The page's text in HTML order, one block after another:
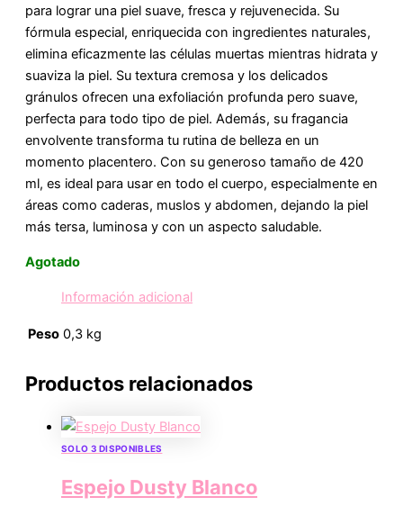
para lograr una piel suave, fresca y rejuvenecida. Su
fórmula especial, enriquecida con ingredientes naturales,
elimina eficazmente las células muertas mientras hidrata y
suaviza la piel. Su textura cremosa y los delicados
gránulos ofrecen una exfoliación profunda pero suave,
perfecta para todo tipo de piel. Además, su fragancia
envolvente transforma tu rutina de belleza en un
momento placentero. Con su generoso tamaño de 420
ml, es ideal para usar en todo el cuerpo, especialmente en
áreas como caderas, muslos y abdomen, dejando la piel
más tersa, luminosa y con un aspecto saludable.
Agotado
Información adicional
Peso 0,3 kg
Productos relacionados
SOLO 3 DISPONIBLES
Espejo Dusty Blanco